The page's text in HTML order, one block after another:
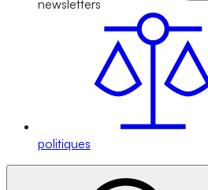
newsletters
politiques